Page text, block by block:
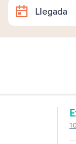
Llegada
1 semana